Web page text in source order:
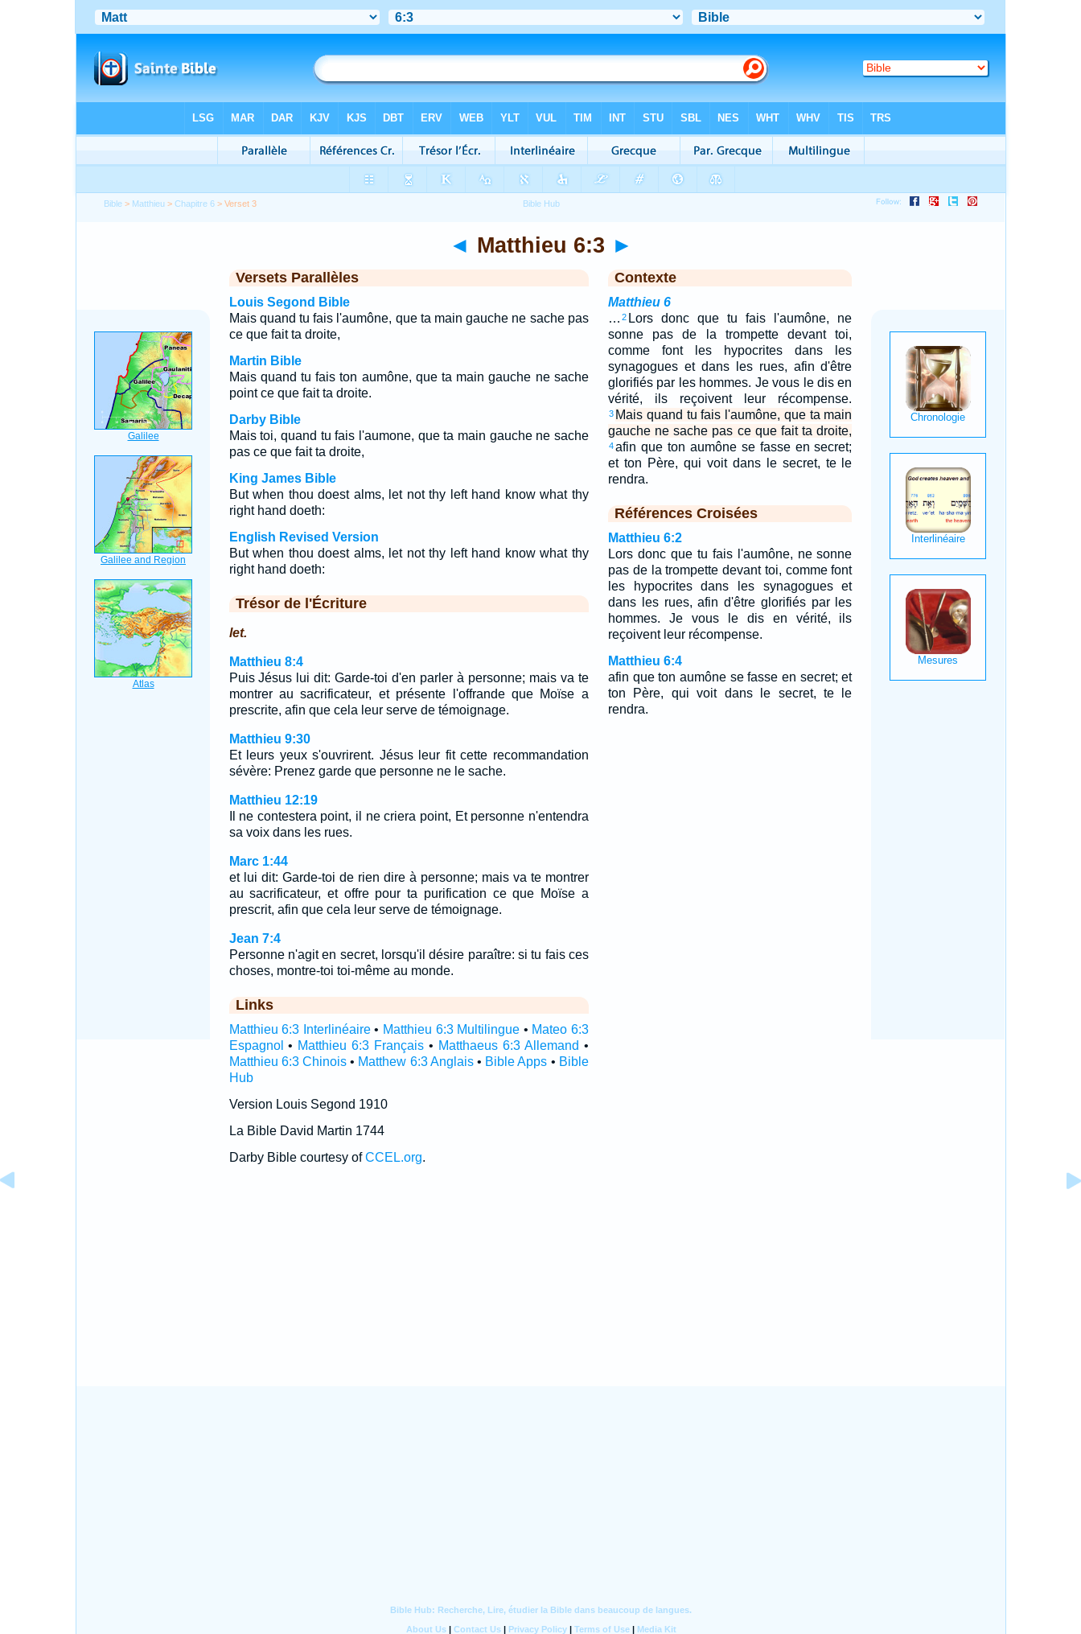
Bible > Matthieu >Chapitre 6 > Verset 3
◄ Matthieu 6:3 ►
Versets Parallèles
Louis Segond Bible
Mais quand tu fais l'aumône, que ta main gauche ne sache pas
ce que fait ta droite,
Martin Bible
Mais quand tu fais ton aumône, que ta main gauche ne sache
point ce que fait ta droite.
Darby Bible
Mais toi, quand tu fais l'aumone, que ta main gauche ne sache
pas ce que fait ta droite,
King James Bible
But when thou doest alms, let not thy left hand know what thy
right hand doeth:
English Revised Version
But when thou doest alms, let not thy left hand know what thy
right hand doeth:
Trésor de l'Écriture
let.
Matthieu 8:4
Puis Jésus lui dit: Garde-toi d'en parler à personne; mais va te
montrer au sacrificateur, et présente l'offrande que Moïse a
prescrite, afin que cela leur serve de témoignage.
Matthieu 9:30
Et leurs yeux s'ouvrirent. Jésus leur fit cette recommandation
sévère: Prenez garde que personne ne le sache.
Matthieu 12:19
Il ne contestera point, il ne criera point, Et personne n'entendra
sa voix dans les rues.
Marc 1:44
et lui dit: Garde-toi de rien dire à personne; mais va te montrer
au sacrificateur, et offre pour ta purification ce que Moïse a
prescrit, afin que cela leur serve de témoignage.
Jean 7:4
Personne n'agit en secret, lorsqu'il désire paraître: si tu fais ces
choses, montre-toi toi-même au monde.
Links
Matthieu 6:3 Interlinéaire• Matthieu 6:3 Multilingue • Mateo 6:3
Espagnol • Matthieu 6:3 Français • Matthaeus 6:3 Allemand •
Matthieu 6:3 Chinois• Matthew 6:3 Anglais• Bible Apps • Bible
Hub
Version Louis Segond 1910
La Bible David Martin 1744
Darby Bible courtesy ofCCEL.org.
Contexte
Matthieu 6
… 2 Lors donc que tu fais l'aumône, ne
sonne pas de la trompette devant toi,
comme font les hypocrites dans les
synagogues et dans les rues, afin d'être
glorifiés par les hommes. Je vous le dis en
vérité, ils reçoivent leur récompense.
3 Mais quand tu fais l'aumône, que ta main
gauche ne sache pas ce que fait ta droite,
4afin que ton aumône se fasse en secret;
et ton Père, qui voit dans le secret, te le
rendra.
Références Croisées
Matthieu 6:2
Lors donc que tu fais l'aumône, ne sonne
pas de la trompette devant toi, comme font
les hypocrites dans les synagogues et
dans les rues, afin d'être glorifiés par les
hommes. Je vous le dis en vérité, ils
reçoivent leur récompense.
Matthieu 6:4
afin que ton aumône se fasse en secret; et
ton Père, qui voit dans le secret, te le
rendra.